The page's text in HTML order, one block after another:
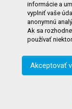
TURON GASTRO
Starohorského
031 01 Liptovský
Slovenská republika
Telefón:+421 911
informácie a
vyplniť vaše
anonymnú
Ak sa
používať
Akceptovať